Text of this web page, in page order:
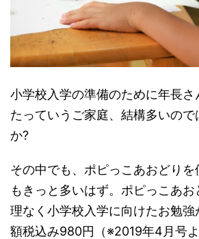
小学校入学の準備のために年長
たっていうご家庭、結構多いので
か?
その中でも、ポピっこあおどり
もきっと多いはず。ポピっこあ
理なく小学校入学に向けたお勉強
額税込み980円（※2019年4月号